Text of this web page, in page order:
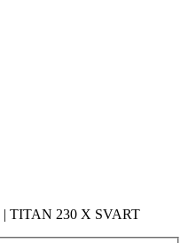
| TITAN 230 X SVART